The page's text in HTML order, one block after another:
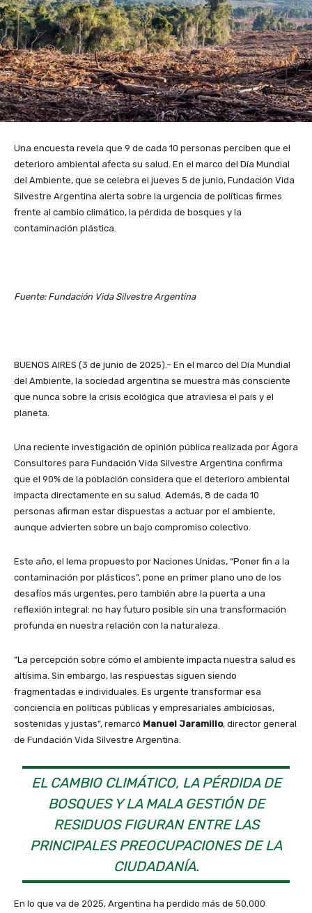
Una encuesta revela que 9 de cada 10 personas perciben que el
deterioro ambiental afecta su salud. En el marco del Día Mundial
del Ambiente, que se celebra el jueves 5 de junio, Fundación Vida
Silvestre Argentina alerta sobre la urgencia de políticas firmes
frente al cambio climático, la pérdida de bosques y la
contaminación plástica.
Fuente: Fundación Vida Silvestre Argentina
BUENOS AIRES (3 de junio de 2025).– En el marco del Día Mundial
del Ambiente, la sociedad argentina se muestra más consciente
que nunca sobre la crisis ecológica que atraviesa el país y el
planeta.
Una reciente investigación de opinión pública realizada por Ágora
Consultores para Fundación Vida Silvestre Argentina confirma
que el 90% de la población considera que el deterioro ambiental
impacta directamente en su salud. Además, 8 de cada 10
personas afirman estar dispuestas a actuar por el ambiente,
aunque advierten sobre un bajo compromiso colectivo.
Este año, el lema propuesto por Naciones Unidas, “Poner fin a la
contaminación por plásticos”, pone en primer plano uno de los
desafíos más urgentes, pero también abre la puerta a una
reflexión integral: no hay futuro posible sin una transformación
profunda en nuestra relación con la naturaleza.
“La percepción sobre cómo el ambiente impacta nuestra salud es
altísima. Sin embargo, las respuestas siguen siendo
fragmentadas e individuales. Es urgente transformar esa
conciencia en políticas públicas y empresariales ambiciosas,
sostenidas y justas”, remarcó Manuel Jaramillo, director general
de Fundación Vida Silvestre Argentina.
EL CAMBIO CLIMÁTICO, LA PÉRDIDA DE
BOSQUES Y LA MALA GESTIÓN DE
RESIDUOS FIGURAN ENTRE LAS
PRINCIPALES PREOCUPACIONES DE LA
CIUDADANÍA.
En lo que va de 2025, Argentina ha perdido más de 50.000